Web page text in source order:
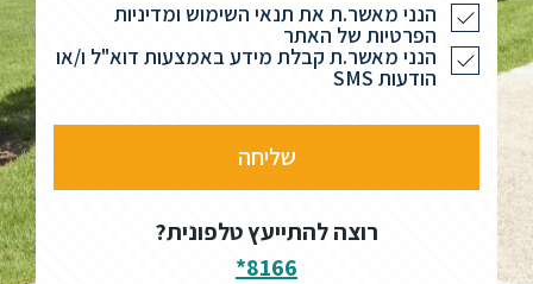
הנני מאשר.ת את תנאי השימוש ומדיניות
הפרטיות של האתר
הנני מאשר.ת קבלת מידע באמצעות דוא"ל ו/או
הודעות SMS
רוצה להתייעץ טלפונית?
8166*